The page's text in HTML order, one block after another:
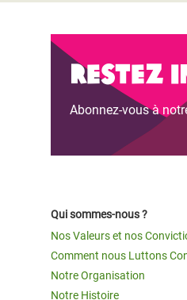
Restez
Abonnez-vous à
Qui sommes-nous ?
Nos Valeurs et nos
Comment nous Luttons
Notre Organisation
Notre Histoire